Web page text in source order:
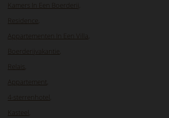
Kamers In Een Boerderij
Residence
Appartementen In Een Villa
Boerderijvakantie
Relais
Appartement
4-sterrenhotel
Kasteel